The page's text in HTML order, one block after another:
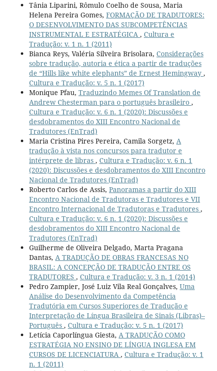
Tânia Liparini, Rômulo Coelho de Sousa, Maria
Helena Pereira Gomes, FORMAÇÃO DE TRADUTORES:
O DESENVOLVIMENTO DAS SUBCOMPETÊNCIAS
INSTRUMENTAL E ESTRATÉGICA , Cultura e
Tradução: v. 1 n. 1 (2011)
Bianca Reys, Valéria Silveira Brisolara, Considerações
sobre tradução, autoria e ética a partir de traduções
de “Hills like white elephants” de Ernest Hemingway ,
Cultura e Tradução: v. 5 n. 1 (2017)
Monique Pfau, Traduzindo Memes Of Translation de
Andrew Chesterman para o português brasileiro ,
Cultura e Tradução: v. 6 n. 1 (2020): Discussões e
desdobramentos do XIII Encontro Nacional de
Tradutores (EnTrad)
Maria Cristina Pires Pereira, Camila Sorgetz, A
tradução à vista nos concursos para tradutor e
intérprete de libras , Cultura e Tradução: v. 6 n. 1
(2020): Discussões e desdobramentos do XIII Encontro
Nacional de Tradutores (EnTrad)
Roberto Carlos de Assis, Panoramas a partir do XIII
Encontro Nacional de Tradutoras e Tradutores e VII
Encontro Internacional de Tradutoras e Tradutores ,
Cultura e Tradução: v. 6 n. 1 (2020): Discussões e
desdobramentos do XIII Encontro Nacional de
Tradutores (EnTrad)
Guilherme de Oliveira Delgado, Marta Pragana
Dantas, A TRADUÇÃO DE OBRAS FRANCESAS NO
BRASIL: A CONCEPÇÃO DE TRADUÇÃO ENTRE OS
TRADUTORES , Cultura e Tradução: v. 3 n. 1 (2014)
Pedro Zampier, José Luiz Vila Real Gonçalves, Uma
Análise do Desenvolvimento da Competência
Tradutória em Cursos Superiores de Tradução e
Interpretação de Língua Brasileira de Sinais (Libras)–
Português , Cultura e Tradução: v. 5 n. 1 (2017)
Letícia Caporlíngua Giesta, A TRADUÇÃO COMO
ESTRATÉGIA NO ENSINO DE LÍNGUA INGLESA EM
CURSOS DE LICENCIATURA , Cultura e Tradução: v. 1
n. 1 (2011)